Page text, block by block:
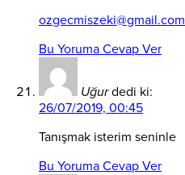
ozgecmiszeki@gmail.com
Bu Yoruma Cevap Ver
Uğur dedi ki:
26/07/2019, 00:45
Tanışmak isterim seninle
Bu Yoruma Cevap Ver